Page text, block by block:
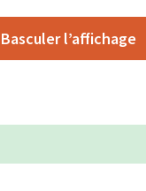
Basculer l’affichage